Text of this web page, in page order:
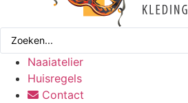
Search
Naaiatelier
Huisregels
Contact